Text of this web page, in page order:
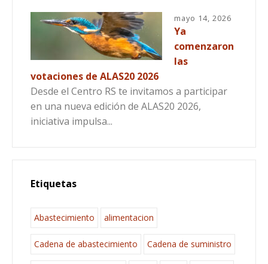
mayo 14, 2026
Ya
comenzaron
las
votaciones de ALAS20 2026
Desde el Centro RS te invitamos a participar
en una nueva edición de ALAS20 2026,
iniciativa impulsa...
Etiquetas
Abastecimiento alimentacion
Cadena de abastecimiento Cadena de suministro